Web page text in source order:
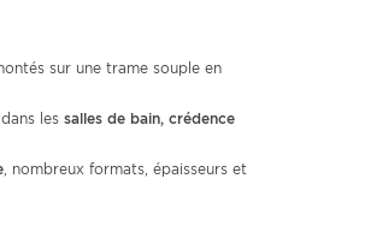
sur une trame souple en
les salles de bain, crédence
, nombreux formats, épaisseurs et